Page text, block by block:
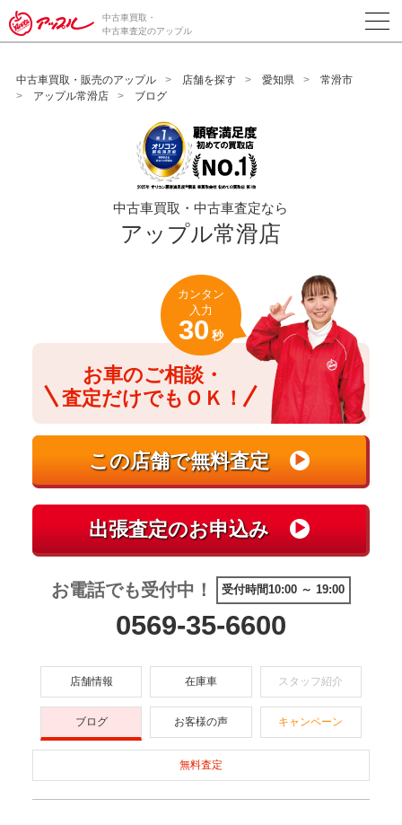
/*ABテスト_新規査定フォームの為のCVボタン*/
中古車買取・
中古車査定のアップル
中古車買取・販売のアップル 店舗を探す 愛知県
常滑市
アップル常滑店
ブログ
中古車買取・中古車査定なら
アップル常滑店
お車のご相談・
査定だけでもＯＫ！
カンタン
入力
30 秒
お電話でも受付中！ 受付時間10:00 ～ 19:00
0569-35-6600
店舗情報 在庫車 スタッフ紹介
ブログ お客様の声 キャンペーン
無料査定